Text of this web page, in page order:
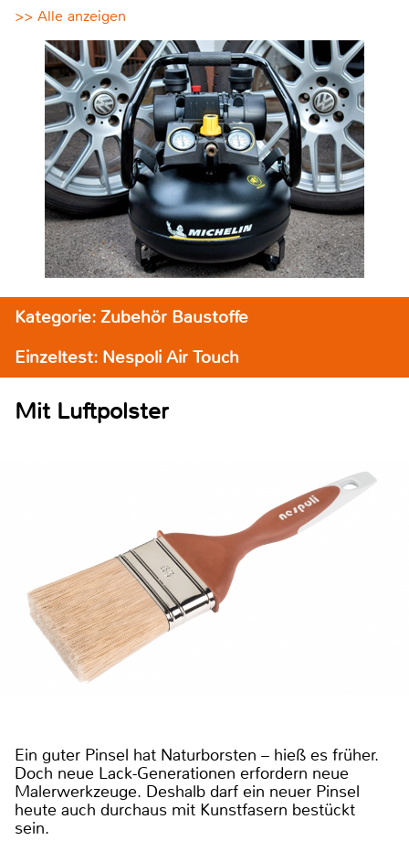
>> Alle anzeigen
Kategorie: Zubehör Baustoffe
Einzeltest: Nespoli Air Touch
Mit Luftpolster
Ein guter Pinsel hat Naturborsten – hieß es früher.
Doch neue Lack-Generationen erfordern neue
Malerwerkzeuge. Deshalb darf ein neuer Pinsel
heute auch durchaus mit Kunstfasern bestückt
sein.